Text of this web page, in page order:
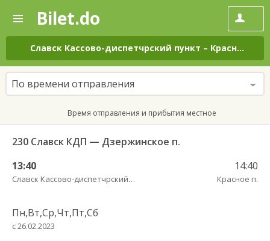
—
Поиск
и
покупка
билетов
на
автобус
онлайн
Bilet.do
Славск Кассово-диспетчрский пункт – Красное п.
По времени отправления
Время отправления и прибытия местное
230 Славск КДП — Дзержинское п.
13:40
Славск Кассово-диспетчрский пункт
14:40
Красное п.
Пн,Вт,Ср,Чт,Пт,Сб
с 26.02.2023